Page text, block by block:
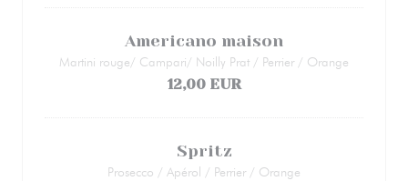
Americano maison
Martini rouge/ Campari/ Noilly Prat / Perrier / Orange
12,00 EUR
Spritz
Prosecco / Apérol / Perrier / Orange